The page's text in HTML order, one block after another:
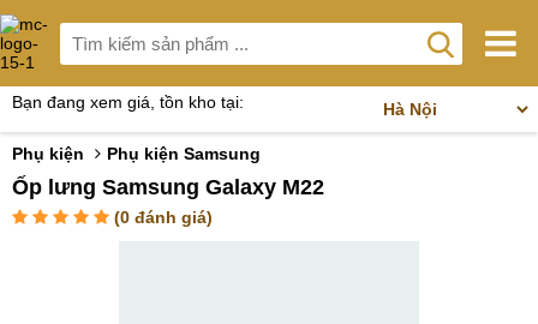
Bạn đang xem giá, tồn kho tại:
Phụ kiện Phụ kiện Samsung
Ốp lưng Samsung Galaxy M22
(0 đánh giá)